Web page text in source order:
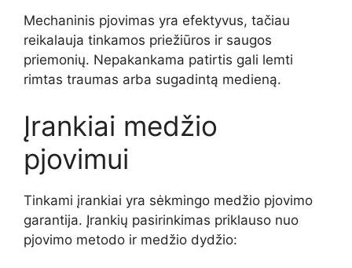
Mechaninis pjovimas yra efektyvus, tačiau
reikalauja tinkamos priežiūros ir saugos
priemonių. Nepakankama patirtis gali lemti
rimtas traumas arba sugadintą medieną.
Įrankiai medžio
pjovimui
Tinkami įrankiai yra sėkmingo medžio pjovimo
garantija. Įrankių pasirinkimas priklauso nuo
pjovimo metodo ir medžio dydžio: